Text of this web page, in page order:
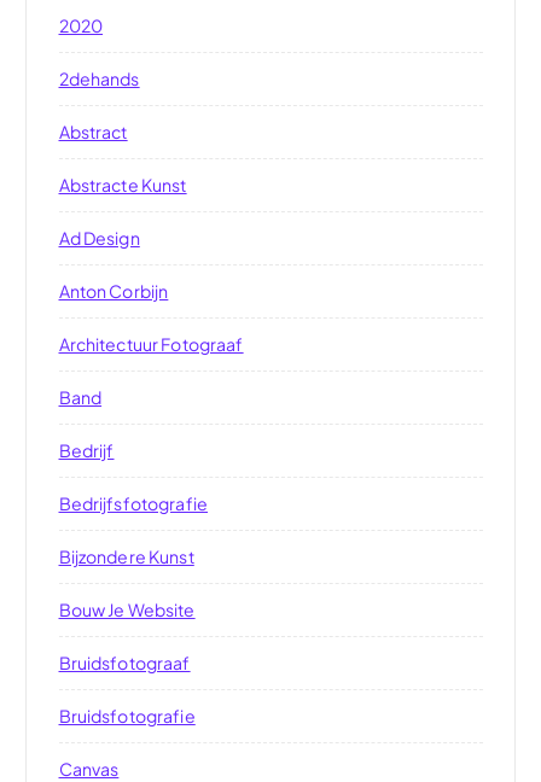
2020
2dehands
Abstract
Abstracte Kunst
Ad Design
Anton Corbijn
Architectuur Fotograaf
Band
Bedrijf
Bedrijfsfotografie
Bijzondere Kunst
Bouw Je Website
Bruidsfotograaf
Bruidsfotografie
Canvas